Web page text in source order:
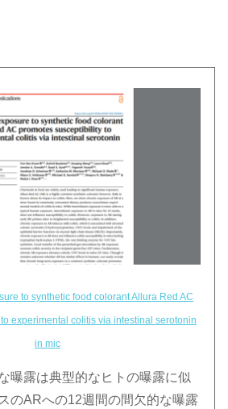
to synthetic food colorant Allura Red AC
experimental colitis via intestinal serotonin
in mic
曝露は典型的なヒトの曝露に似
のARへの12週間の間欠的な曝露